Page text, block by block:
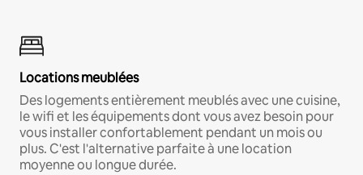
Locations meublées
Des logements entièrement meublés avec une cuisine,
le wifi et les équipements dont vous avez besoin pour
vous installer confortablement pendant un mois ou
plus. C'est l'alternative parfaite à une location
moyenne ou longue durée.